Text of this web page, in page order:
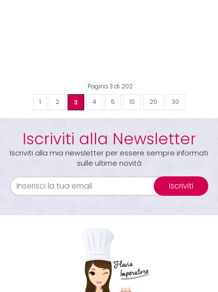
Pagina 3 di 202
1 2 3 4 5 10 20 30
Iscriviti alla Newsletter
Iscriviti alla mia newsletter per essere sempre informati
sulle ultime novità
Iscriviti